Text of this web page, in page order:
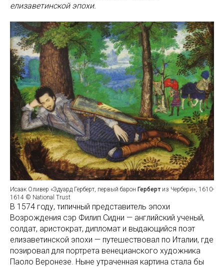
елизаветинской эпохи.
Исаак Оливер «Эдуард Герберт, первый барон Гербертиз Чербери», 1610-
1614 © National Trust
В 1574 году, типичный представитель эпохи
Возрождения сэр Филип Сидни — английский ученый,
солдат, аристократ, дипломат и выдающийся поэт
елизаветинской эпохи — путешествовал по Италии, где
позировал для портрета венецианского художника
Паоло Веронезе. Ныне утраченная картина стала бы